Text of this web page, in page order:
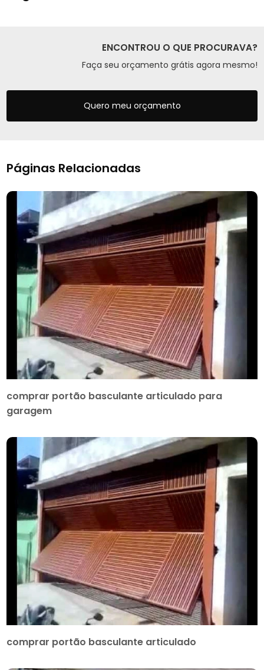
ENCONTROU O QUE PROCURAVA?
Faça seu orçamento grátis agora mesmo!
Quero meu orçamento
Páginas Relacionadas
comprar portão basculante articulado para
garagem
comprar portão basculante articulado